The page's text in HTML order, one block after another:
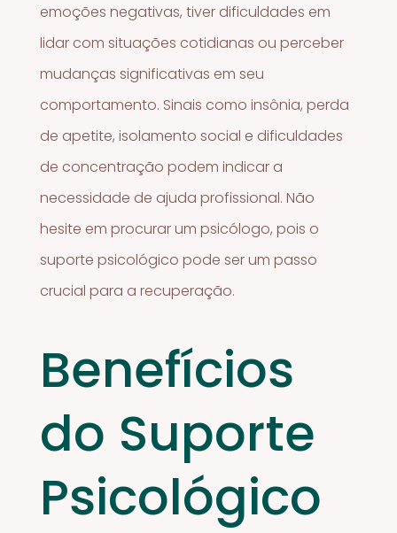
emoções negativas, tiver dificuldades em
lidar com situações cotidianas ou perceber
mudanças significativas em seu
comportamento. Sinais como insônia, perda
de apetite, isolamento social e dificuldades
de concentração podem indicar a
necessidade de ajuda profissional. Não
hesite em procurar um psicólogo, pois o
suporte psicológico pode ser um passo
crucial para a recuperação.
Benefícios
do Suporte
Psicológico